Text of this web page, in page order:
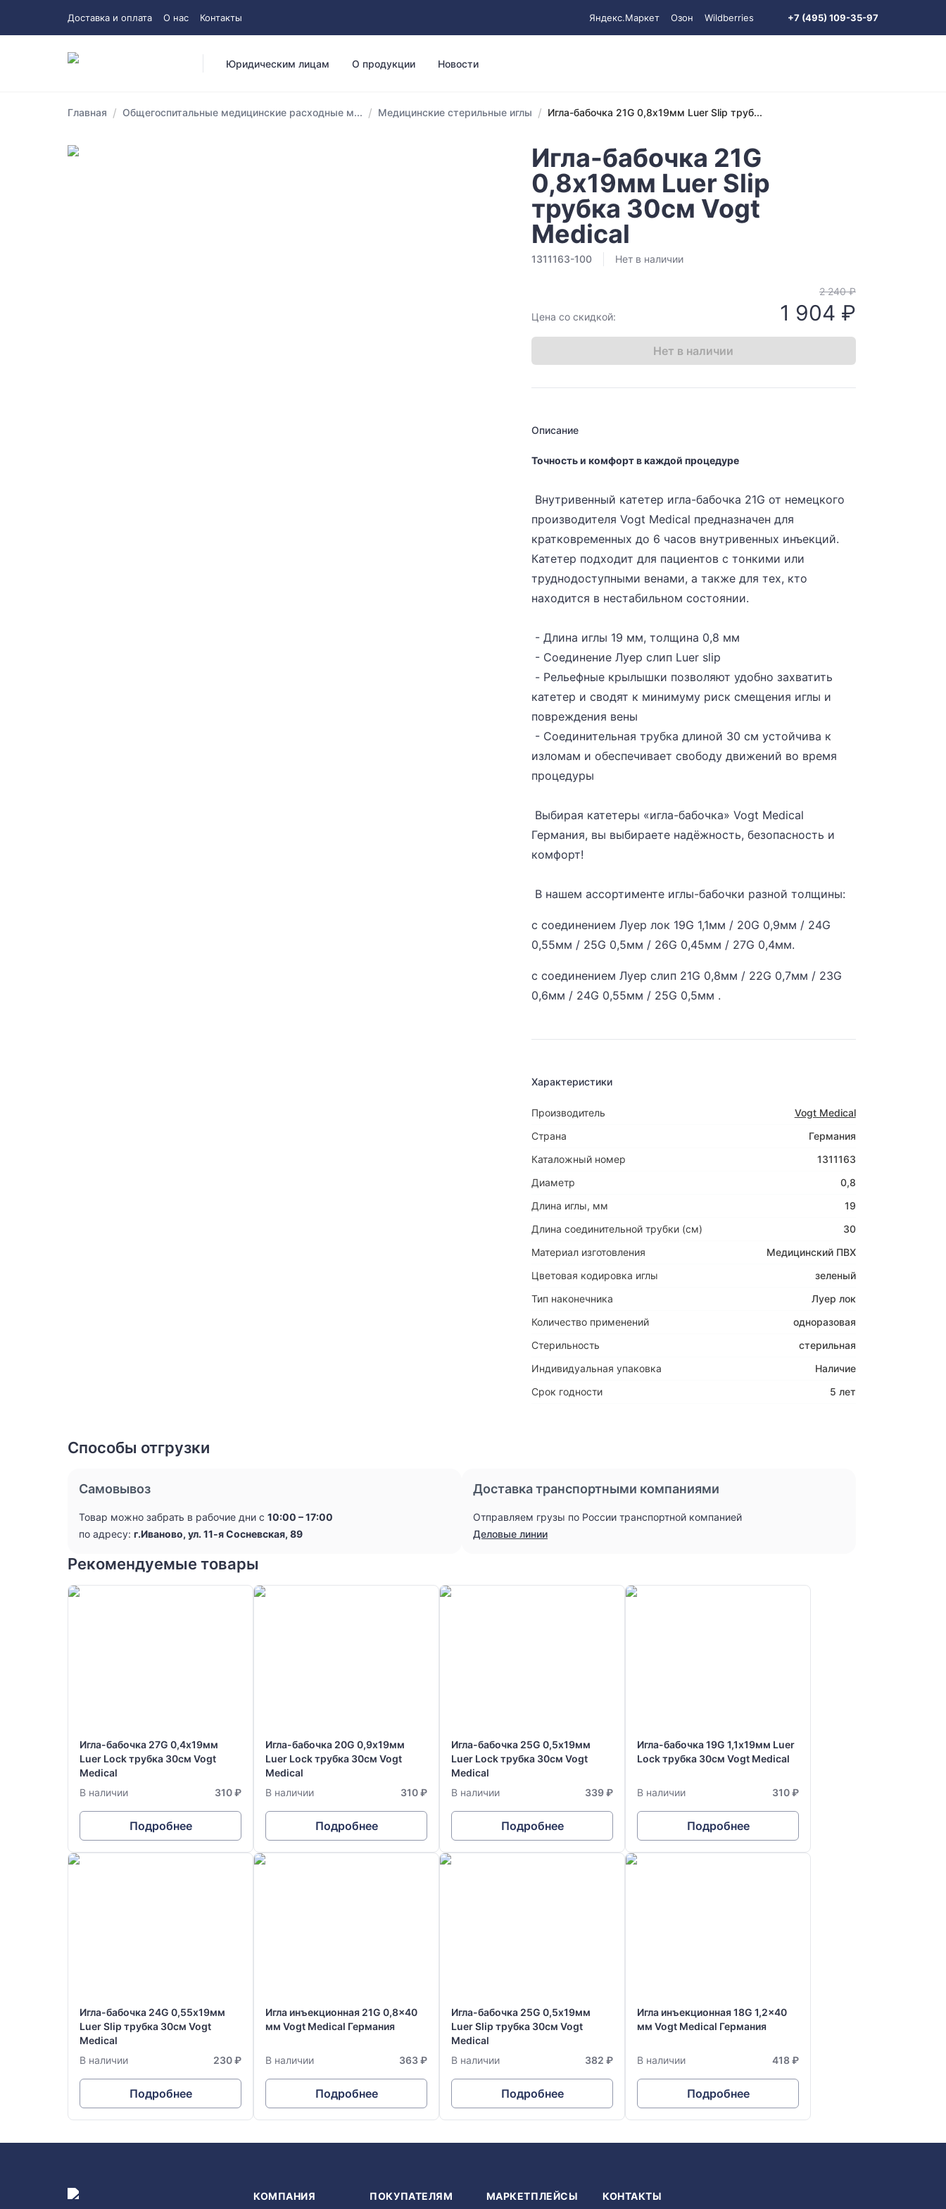
Доставка и оплата О нас Контакты Яндекс.Маркет Озон Wildberries +7 (495) 109-35-97
Юридическим лицам О продукции Новости
Главная / Общегоспитальные медицинские расходные м... / Медицинские стерильные иглы / Игла-бабочка 21G 0,8х19мм Luer Slip труб...
Игла-бабочка 21G
0,8х19мм Luer Slip
трубка 30см Vogt
Medical
1311163-100 Нет в наличии
Цена со скидкой:
2 240 ₽
1 904 ₽
Нет в наличии
Описание
Точность и комфорт в каждой процедуре
Внутривенный катетер игла-бабочка 21G от немецкого
производителя Vogt Medical предназначен для
кратковременных до 6 часов внутривенных инъекций.
Катетер подходит для пациентов с тонкими или
труднодоступными венами, а также для тех, кто
находится в нестабильном состоянии.
- Длина иглы 19 мм, толщина 0,8 мм
- Соединение Луер слип Luer slip
- Рельефные крылышки позволяют удобно захватить
катетер и сводят к минимуму риск смещения иглы и
повреждения вены
- Соединительная трубка длиной 30 см устойчива к
изломам и обеспечивает свободу движений во время
процедуры
Выбирая катетеры «игла-бабочка» Vogt Medical
Германия, вы выбираете надёжность, безопасность и
комфорт!
В нашем ассортименте иглы-бабочки разной толщины:
с соединением Луер лок 19G 1,1мм / 20G 0,9мм / 24G
0,55мм / 25G 0,5мм / 26G 0,45мм / 27G 0,4мм.
с соединением Луер слип 21G 0,8мм / 22G 0,7мм / 23G
0,6мм / 24G 0,55мм / 25G 0,5мм .
Характеристики
Производитель
Vogt Medical
Страна
Германия
Каталожный номер
1311163
Диаметр
0,8
Длина иглы, мм
19
Длина соединительной трубки (см)
30
Материал изготовления
Медицинский ПВХ
Цветовая кодировка иглы
зеленый
Тип наконечника
Луер лок
Количество применений
одноразовая
Стерильность
стерильная
Индивидуальная упаковка
Наличие
Срок годности
5 лет
Способы отгрузки
Самовывоз
Товар можно забрать в рабочие дни с 10:00 – 17:00
по адресу: г.Иваново, ул. 11-я Сосневская, 89
Доставка транспортными компаниями
Отправляем грузы по России транспортной компанией
Деловые линии
Рекомендуемые товары
Игла-бабочка 27G 0,4х19мм
Luer Lock трубка 30см Vogt
Medical
В наличии
310 ₽
Подробнее
Игла-бабочка 20G 0,9х19мм
Luer Lock трубка 30см Vogt
Medical
В наличии
310 ₽
Подробнее
Игла-бабочка 25G 0,5х19мм
Luer Lock трубка 30см Vogt
Medical
В наличии
339 ₽
Подробнее
Игла-бабочка 19G 1,1х19мм Luer
Lock трубка 30см Vogt Medical
В наличии 310 ₽
Подробнее
Игла-бабочка 24G 0,55х19мм
Luer Slip трубка 30см Vogt
Medical
В наличии
230 ₽
Подробнее
Игла инъекционная 21G 0,8x40
мм Vogt Medical Германия
В наличии 363 ₽
Подробнее
Игла-бабочка 25G 0,5х19мм
Luer Slip трубка 30см Vogt
Medical
В наличии
382 ₽
Подробнее
Игла инъекционная 18G 1,2x40
мм Vogt Medical Германия
В наличии 418 ₽
Подробнее
КОМПАНИЯ ПОКУПАТЕЛЯМ МАРКЕТПЛЕЙСЫ КОНТАКТЫ